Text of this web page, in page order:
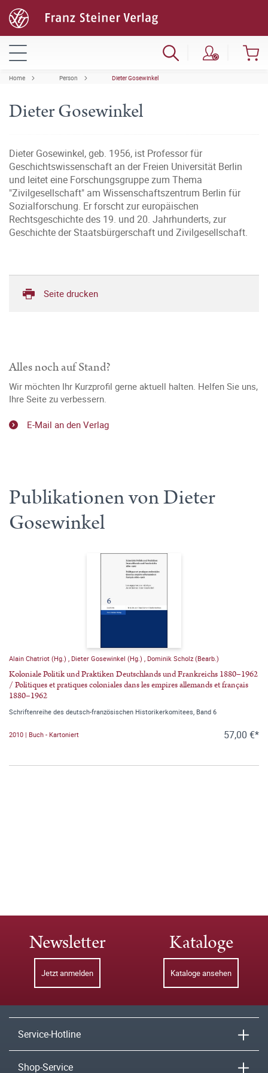
Home Person Dieter Gosewinkel
Dieter Gosewinkel
Dieter Gosewinkel, geb. 1956, ist Professor für
Geschichtswissenschaft an der Freien Universität Berlin
und leitet eine Forschungsgruppe zum Thema
"Zivilgesellschaft" am Wissenschaftszentrum Berlin für
Sozialforschung. Er forscht zur europäischen
Rechtsgeschichte des 19. und 20. Jahrhunderts, zur
Geschichte der Staatsbürgerschaft und Zivilgesellschaft.
Seite drucken
Alles noch auf Stand?
Wir möchten Ihr Kurzprofil gerne aktuell halten. Helfen Sie uns,
Ihre Seite zu verbessern.
E-Mail an den Verlag
Publikationen von Dieter
Gosewinkel
Alain Chatriot (Hg.) Dieter Gosewinkel (Hg.) Dominik Scholz (Bearb.)
Koloniale Politik und Praktiken Deutschlands und Frankreichs 1880–1962
/ Politiques et pratiques coloniales dans les empires allemands et français
1880–1962
Schriftenreihe des deutsch-französischen Historikerkomitees, Band 6
2010 | Buch - Kartoniert 57,00 €*
Newsletter
Jetzt anmelden
Kataloge
Kataloge ansehen
Service-Hotline
Shop-Service